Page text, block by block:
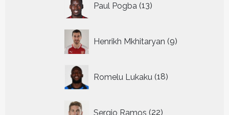
Paul Pogba 13
producten
Henrikh Mkhitaryan 9
producten
Romelu Lukaku 18
producten
Sergio Ramos 22